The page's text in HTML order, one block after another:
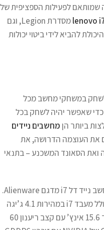
שמותאם לפעילות הספציפית של
מסדרת Legion, וגם
להביא לידי ביטוי יכולות
לשחק במשחקי מחשב מכל
כדי שאפשר יהיה לשחק בכל
ביותר הןמחשבים ניידים
את העוצמה הדרושה, את
הסאונד המשכנע – בתנאי
דגם אחד שכדאי במיוחד להכיר הוא מחשב נייד דל i7 מדגם Alienware.
המפרט הטכני המרשים של מחשב זה כולל מעבד i7 במהירות 4.1 ג’יגה
הרץ, זיכרון RAM של 16 ג’יגה בייט, מסך 15.6 אינץ’ עם קצב ריענון 60